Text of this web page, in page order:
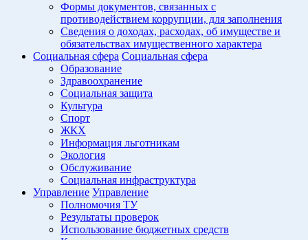
Формы документов, связанных с
противодействием коррупции, для заполнения
Сведения о доходах, расходах, об имуществе и
обязательствах имущественного характера
Социальная сфера Социальная сфера
Образование
Здравоохранение
Социальная защита
Культура
Спорт
ЖКХ
Информация льготникам
Экология
Обслуживание
Социальная инфраструктура
Управление Управление
Полномочия ТУ
Результаты проверок
Использование бюджетных средств